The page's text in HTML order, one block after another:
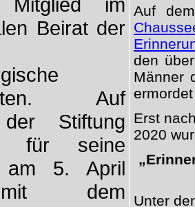
Beirat der
Auf
Stiftung
für seine
am 5. April
dem
Auf
den
Männer
Erst
2020
Unter